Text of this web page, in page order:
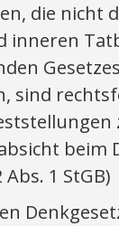
die nicht
inneren
Gesetzes
sind
beim
1 StGB)